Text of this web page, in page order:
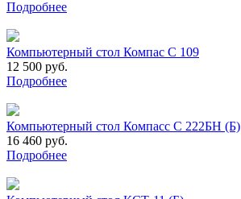
Подробнее
Компьютерный стол Компас С 109
12 500 руб.
Подробнее
Компьютерный стол Компасс С 222БН (Б)
16 460 руб.
Подробнее